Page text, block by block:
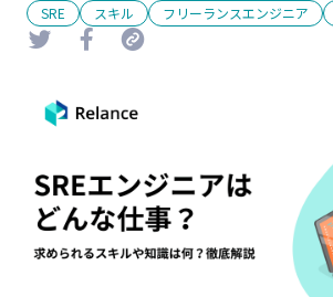
SRE スキル フリーランスエンジニア